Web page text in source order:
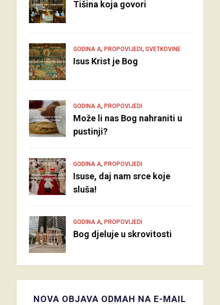
Tišina koja govori
GODINA A, PROPOVIJEDI, SVETKOVINE
Isus Krist je Bog
GODINA A, PROPOVIJEDI
Može li nas Bog nahraniti u
pustinji?
GODINA A, PROPOVIJEDI
Isuse, daj nam srce koje
sluša!
GODINA A, PROPOVIJEDI
Bog djeluje u skrovitosti
NOVA OBJAVA ODMAH NA E-MAIL